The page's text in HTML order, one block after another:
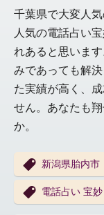
千葉県で大変人
人気の電話占い
れあると思いま
みであっても解
た実績が高く、
せん。あなたも
か。
新潟県胎内市
電話占い 宝妙